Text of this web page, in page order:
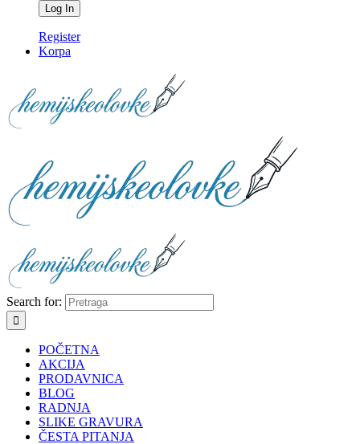
Register
Korpa
Search for:
POČETNA
AKCIJA
PRODAVNICA
BLOG
RADNJA
SLIKE GRAVURA
ČESTA PITANJA